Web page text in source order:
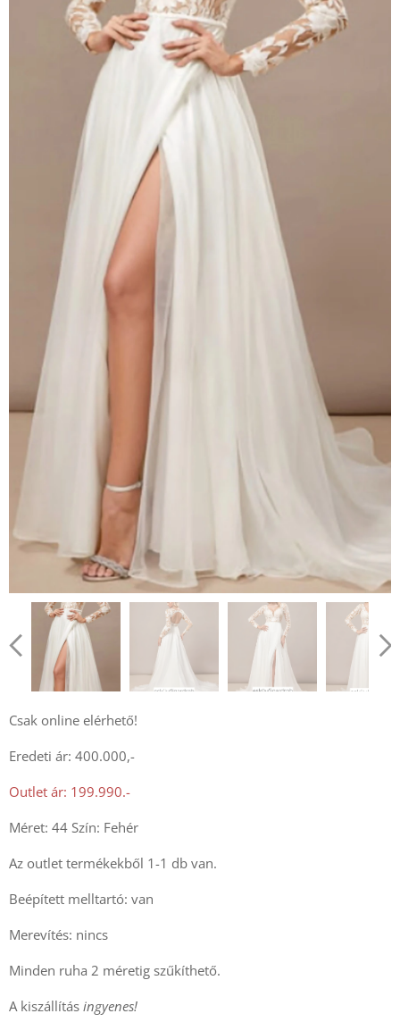
Csak online elérhető!
Eredeti ár: 400.000,-
Outlet ár: 199.990.-
Méret: 44 Szín: Fehér
Az outlet termékekből 1-1 db van.
Beépített melltartó: van
Merevítés: nincs
Minden ruha 2 méretig szűkíthető.
A kiszállítás ingyenes!